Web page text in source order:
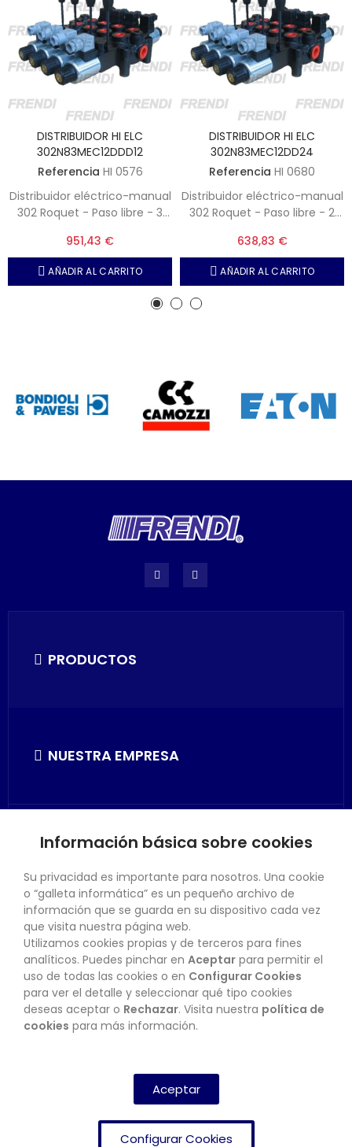
DISTRIBUIDOR HI ELC
302N83MEC12DDD12
Referencia HI 0576
Distribuidor eléctrico-manual
302 Roquet - Paso libre - 3
Voltaje 12 VDC
951,43 €
AÑADIR AL CARRITO
DISTRIBUIDOR HI ELC
302N83MEC12DD24
Referencia HI 0680
Distribuidor eléctrico-manual
302 Roquet - Paso libre - 2
Voltaje 24 VDC
638,83 €
AÑADIR AL CARRITO
PRODUCTOS
NUESTRA EMPRESA
SU CUENTA
CONTACTO
BOLETÍN
Información básica sobre cookies
Su privacidad es importante para nosotros. Una cookie
o “galleta informática” es un pequeño archivo de
información que se guarda en su dispositivo cada vez
que visita nuestra página web.
Utilizamos cookies propias y de terceros para fines
analíticos. Puedes pinchar en Aceptar para permitir el
uso de todas las cookies o en Configurar Cookies
para ver el detalle y seleccionar qué tipo cookies
deseas aceptar o Rechazar. Visita nuestra política de
cookies para más información.
Aceptar
Configurar Cookies